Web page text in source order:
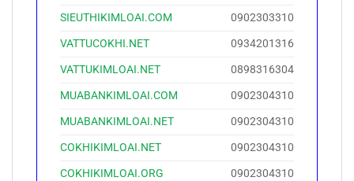
SIEUTHIKIMLOAI.COM
0902303310
VATTUCOKHI.NET
0934201316
VATTUKIMLOAI.NET
0898316304
MUABANKIMLOAI.COM
0902304310
MUABANKIMLOAI.NET
0902304310
COKHIKIMLOAI.NET
0902304310
COKHIKIMLOAI.ORG
0902304310